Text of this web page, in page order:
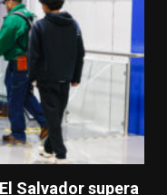
Salvador supera